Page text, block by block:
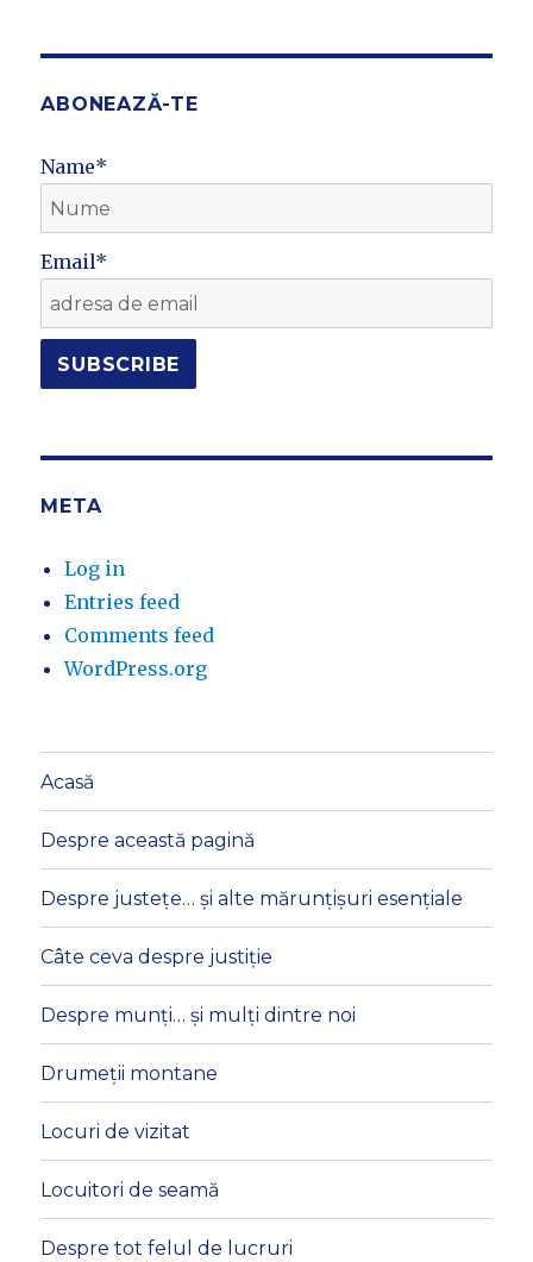
ABONEAZĂ-TE
Name*
Email*
META
Log in
Entries feed
Comments feed
WordPress.org
Acasă
Despre această pagină
Despre justețe… și alte mărunțișuri esențiale
Câte ceva despre justiție
Despre munți… și mulți dintre noi
Drumeții montane
Locuri de vizitat
Locuitori de seamă
Despre tot felul de lucruri